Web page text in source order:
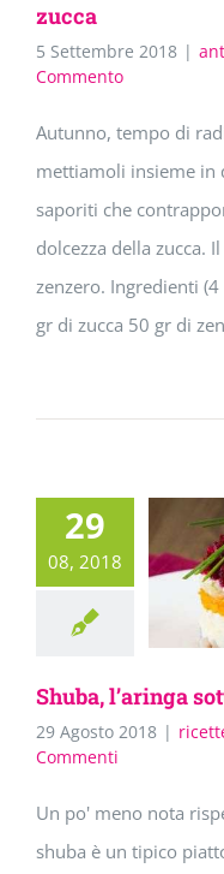
zucca
5 Settembre 2018 |
Commento
Autunno, tempo di
mettiamoli insieme in
saporiti che
dolcezza della zucca.
zenzero. Ingredienti
gr di zucca 50 gr di
29
08, 2018
Shuba, l’aringa
29 Agosto 2018 |
Commenti
Un po' meno nota
shuba è un tipico